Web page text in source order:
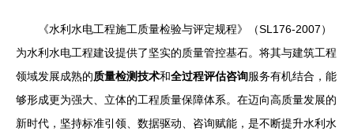
《水利水电工程施工质量检验与评定规程》（SL176-2007）
为水利水电工程建设提供了坚实的质量管控基石。将其与建筑工程
领域发展成熟的质量检测技术和全过程评估咨询服务有机结合，能
够形成更为强大、立体的工程质量保障体系。在迈向高质量发展的
新时代，坚持标准引领、数据驱动、咨询赋能，是不断提升水利水